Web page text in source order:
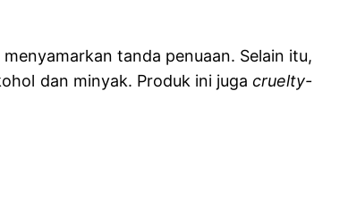
tanda penuaan. Selain itu,
dan minyak. Produk ini juga cruelty-